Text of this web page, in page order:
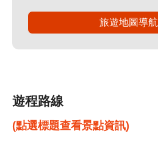
旅遊地圖導航
遊程路線
(點選標題查看景點資訊)